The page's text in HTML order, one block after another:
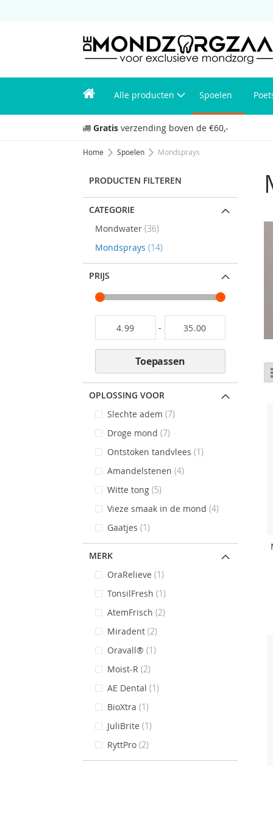
Alle producten Spoelen
Gratis verzending boven de €60,-
Home Spoelen Mondsprays
PRODUCTEN FILTEREN
CATEGORIE
Mondwater 36
items
Mondsprays 14
items
PRIJS
-
Toepassen
OPLOSSING VOOR
Slechte adem 7
items
Droge mond 7
items
Ontstoken tandvlees 1
stuk
Amandelstenen 4
items
Witte tong 5
items
Vieze smaak in de mond 4
items
Gaatjes 1
stuk
MERK
OraRelieve 1
stuk
TonsilFresh 1
stuk
AtemFrisch 2
items
Miradent 2
items
Oravall® 1
stuk
Moist-R 2
items
AE Dental 1
stuk
BioXtra 1
stuk
JuliBrite 1
stuk
RyttPro 2
items